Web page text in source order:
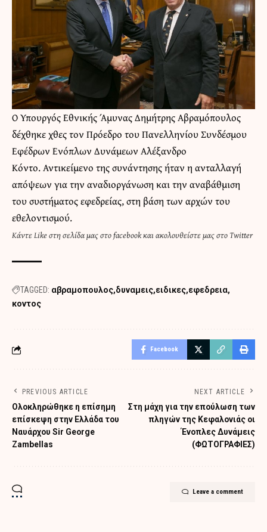
Ο Υπουργός Εθνικής Άμυνας Δημήτρης Αβραμόπουλος
δέχθηκε χθες τον Πρόεδρο του Πανελληνίου Συνδέσμου
Εφέδρων Ενόπλων Δυνάμεων Αλέξανδρο
Κόντο. Αντικείμενο της συνάντησης ήταν η ανταλλαγή
απόψεων για την αναδιοργάνωση και την αναβάθμιση
του συστήματος εφεδρείας, στη βάση των αρχών του
εθελοντισμού.
ΚάντεLike στη σελίδα μας στο facebookκαιακολουθείστε μας στο Twitter
TAGGED: αβραμοπουλος δυναμεις ειδικες εφεδρεια
κοντος
Facebook
PREVIOUS ARTICLE
Oλοκληρώθηκε η επίσημη
επίσκεψη στην Ελλάδα του
Ναυάρχου Sir George
Zambellas
NEXT ARTICLE
Στη μάχη για την επούλωση των
πληγών της Κεφαλονιάς οι
Ένοπλες Δυνάμεις
(ΦΩΤΟΓΡΑΦΙΕΣ)
Leave a comment